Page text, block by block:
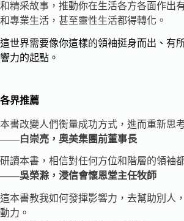
和精采故事，推動你在生活各方各面作出
和專業生活，甚至靈性生活都得轉化。
這世界需要像你這樣的領袖挺身而出、有
響力的起點。
各界推薦
本書改變人們衡量成功方式，進而重新思
——白崇亮，奧美集團前董事長
研讀本書，相信對任何方位和階層的領袖
——吳榮滁，浸信會懷恩堂主任牧師
這本書教我如何發揮影響力，去幫助別人
動力。